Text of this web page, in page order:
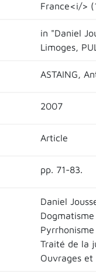
France<i/>
in "Daniel
Limoges,
ASTAING,
2007
Article
pp. 71-83.
Daniel
Dogmatisme
Pyrrhonisme
Traité de la
Ouvrages et